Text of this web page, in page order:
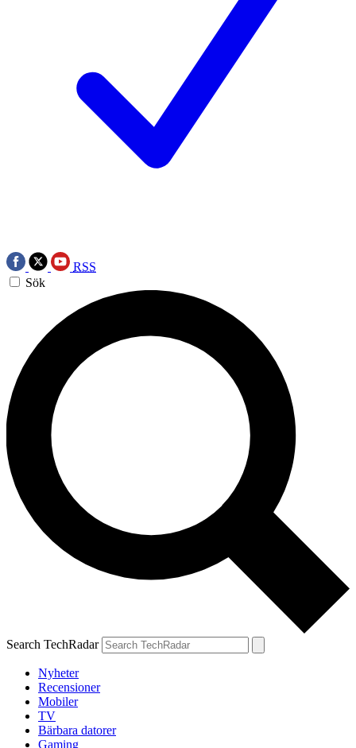
RSS
Sök
Search TechRadar
Nyheter
Recensioner
Mobiler
TV
Bärbara datorer
Gaming